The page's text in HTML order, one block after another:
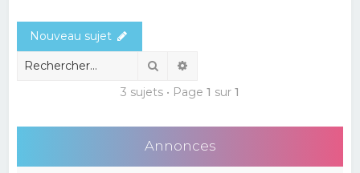
r
Nouveau sujet
Rechercher
3 sujets • Page 1 sur 1
Annonces